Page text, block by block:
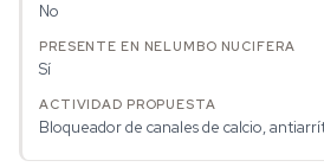
No
Sí
Bloqueador de canales de calcio,